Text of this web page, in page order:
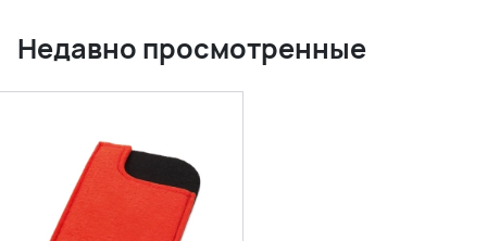
Недавно просмотренные